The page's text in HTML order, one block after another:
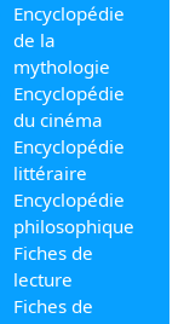
Encyclopédie
de la
mythologie
Encyclopédie
du cinéma
Encyclopédie
littéraire
Encyclopédie
philosophique
Fiches de
lecture
Fiches de